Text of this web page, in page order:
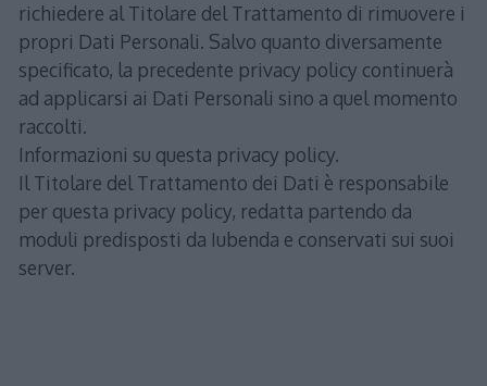
richiedere al Titolare del Trattamento di rimuovere i
propri Dati Personali. Salvo quanto diversamente
specificato, la precedente privacy policy continuerà
ad applicarsi ai Dati Personali sino a quel momento
raccolti.
Informazioni su questa privacy policy.
Il Titolare del Trattamento dei Dati è responsabile
per questa privacy policy, redatta partendo da
moduli predisposti da Iubenda e conservati sui suoi
server.